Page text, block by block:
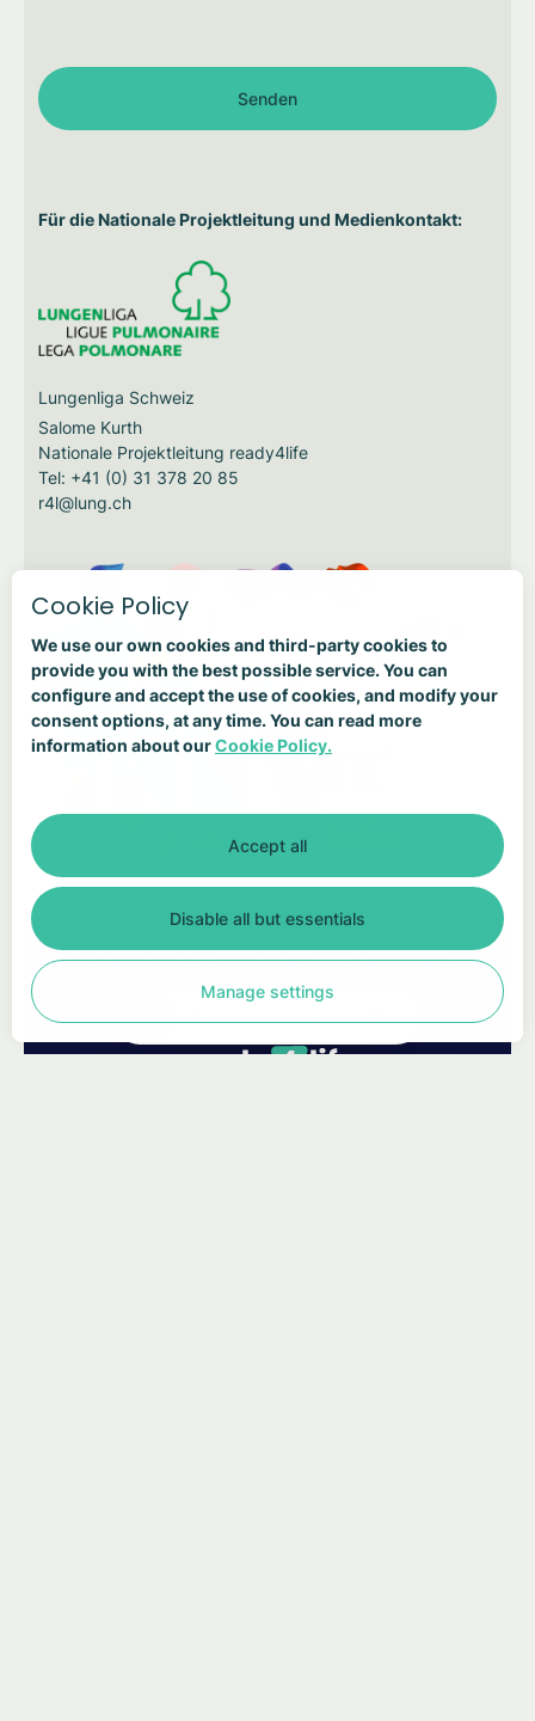
Info Partner Kontakt
Cookie Policy
We use our own cookies and third-party cookies to
provide you with the best possible service. You can
configure and accept the use of cookies, and modify your
consent options, at any time. You can read more
information about ourCookie Policy.
Accept all
Disable all but essentials
Manage settings
Senden
Für die Nationale Projektleitung und Medienkontakt:
Lungenliga Schweiz
Salome Kurth
Nationale Projektleitung ready4life
Tel: +41 (0) 31 378 20 85
r4l@lung.ch
2024/25 ready4life Evaluation 2024/25 ready4life